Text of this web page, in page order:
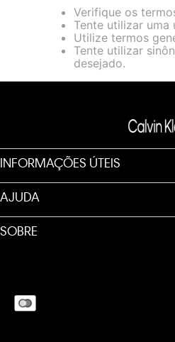
fornecer a você toda a
entre outros, a capacidade de
loja virtual. Para maiores
Cookies acesse o link.
Verifique os
Tente utilizar uma
Utilize termos
Tente utilizar
desejado.
INFORMAÇÕES ÚTEIS
AJUDA
SOBRE